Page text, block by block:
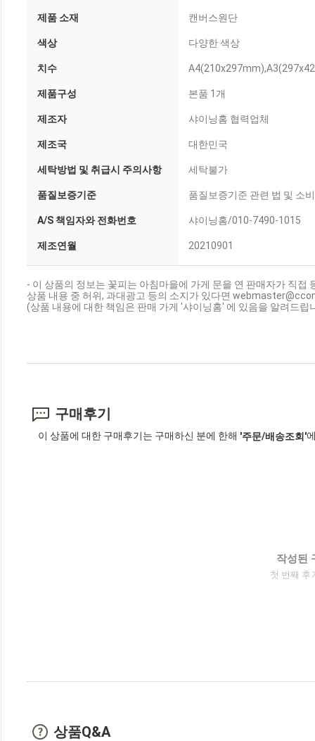
제품 소재 캔버스원단
색상 다양한 색상
치수
제품구성 본품 1개
제조자 샤이닝홈 협력업체
제조국 대한민국
세탁방법 및 취급시 주의사항 세탁불가
품질보증기준 품질보증기준 관련 법 및 소
A/S 책임자와 전화번호 샤이닝홈/010-7490-1015
제조연월 20210901
- 이 상품의 정보는 꽃피는 아침마을에 가게 문을 연 판매자가 직접
상품 내용 중 허위, 과대광고 등의 소지가 있다면
(상품 내용에 대한 책임은 판매 가게 '샤이닝홈' 에 있음을 알려드립
구매후기
이 상품에 대한 구매후기는 구매하신 분에 한해 '주문/배송조회'
작성된
첫 번째 후
상품Q&A